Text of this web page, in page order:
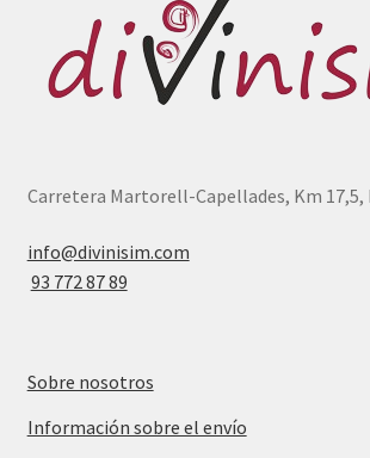
Carretera Martorell-Capellades, Km 17,5,
info@divinisim.com
93 772 87 89
Sobre nosotros
Información sobre el envío